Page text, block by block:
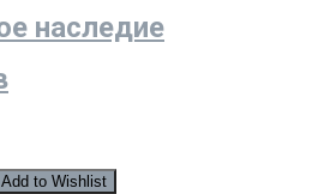
наследие
Add to Wishlist